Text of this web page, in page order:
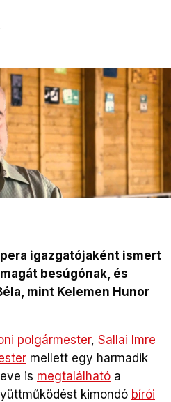
igazgatójaként ismert
besúgónak, és
mint Kelemen Hunor
polgármester, Sallai Imre
mellett egy harmadik
is megtalálható a
kimondó bírói